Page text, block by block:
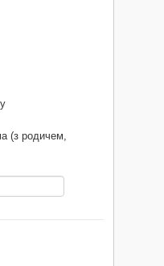
(з родичем,